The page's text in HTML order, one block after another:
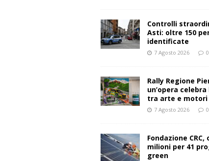
Controlli
Asti: oltre 150
identificate
7 Agosto 2026 0
Rally Regione
un’opera celebra
tra arte e motori
7 Agosto 2026 0
Fondazione CRC,
milioni per 41
green